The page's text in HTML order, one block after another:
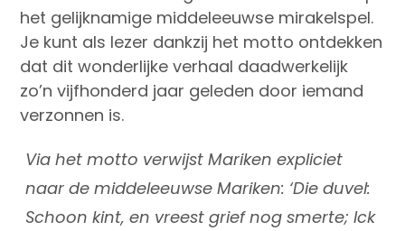
het gelijknamige middeleeuwse mirakelspel.
Je kunt als lezer dankzij het motto ontdekken
dat dit wonderlijke verhaal daadwerkelijk
zo’n vijfhonderd jaar geleden door iemand
verzonnen is.
Via het motto verwijstMarikenexpliciet
naar de middeleeuwseMariken: ‘Die duvel:
Schoon kint, en vreest grief nog smerte; Ick